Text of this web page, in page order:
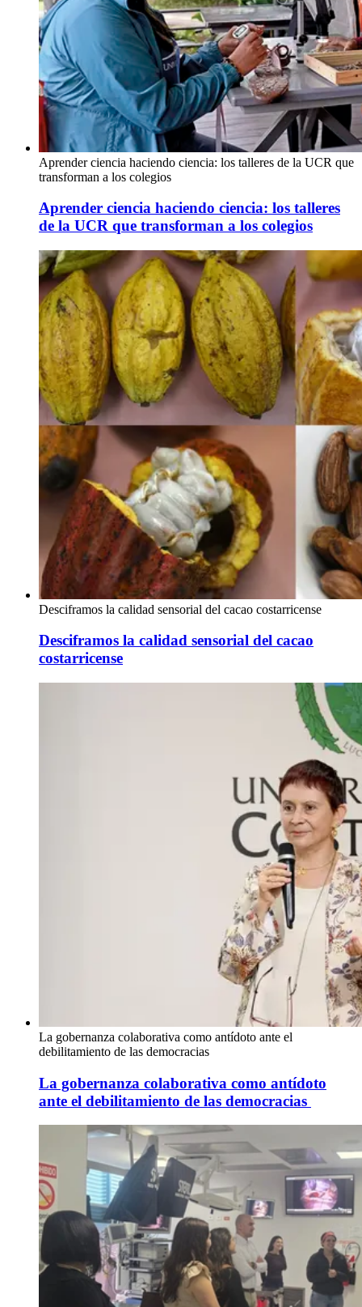
Aprender ciencia haciendo ciencia: los talleres de la UCR que
transforman a los colegios
Aprender ciencia haciendo ciencia: los talleres
de la UCR que transforman a los colegios
Desciframos la calidad sensorial del cacao costarricense
Desciframos la calidad sensorial del cacao
costarricense
La gobernanza colaborativa como antídoto ante el
debilitamiento de las democracias
La gobernanza colaborativa como antídoto
ante el debilitamiento de las democracias